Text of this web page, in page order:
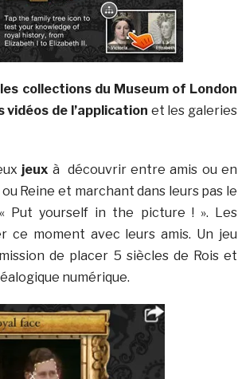
collections du Museum of London
vidéos de l’application et les galeries
jeux à découvrir entre amis ou en
Reine et marchant dans leurs pas le
Put yourself in the picture ! ». Les
ce moment avec leurs amis. Un jeu
de placer 5 siècles de Rois et
numérique.